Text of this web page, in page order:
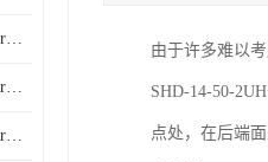
monic德国进口伺服电机Har中国总代理代理
monic德国进口伺服电机Har中国总代理公司
monic德国进口伺服电机Har中国总代理供应
由于许多难以
SHD-14-50-
点处，在后端